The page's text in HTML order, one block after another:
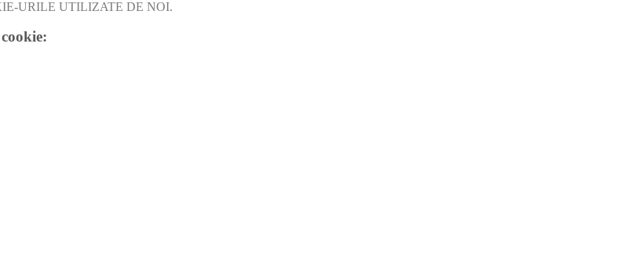
URILE UTILIZATE DE NOI.